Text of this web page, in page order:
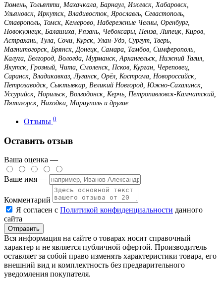
Тюмень, Тольятти, Махачкала, Барнаул, Ижевск, Хабаровск,
Ульяновск, Иркутск, Владивосток, Ярославль, Севастополь,
Ставрополь, Томск, Кемерово, Набережные Челны, Оренбург,
Новокузнецк, Балашиха, Рязань, Чебоксары, Пенза, Липецк, Киров,
Астрахань, Тула, Сочи, Курск, Улан-Удэ, Сургут, Тверь,
Магнитогорск, Брянск, Донецк, Самара, Тамбов, Симферополь,
Калуга, Белгород, Вологда, Мурманск, Архангельск, Нижний Тагил,
Якутск, Грозный, Чита, Смоленск, Псков, Курган, Череповец,
Саранск, Владикавказ, Луганск, Орёл, Кострома, Новороссийск,
Петрозаводск, Сыктывкар, Великий Новгород, Южно-Сахалинск,
Уссурийск, Норильск, Волгодонск, Керчь, Петропавловск-Камчатский,
Пятигорск, Находка, Мариуполь и другие.
Отзывы 0
Оставить отзыв
Ваша оценка —
Ваше имя —
Комментарий
Я согласен с Политикой конфиденциальности данного
сайта
Вся информация на сайте о товарах носит справочный
характер и не является публичной офертой. Производитель
оставляет за собой право изменять характеристики товара, его
внешний вид и комплектность без предварительного
уведомления покупателя.